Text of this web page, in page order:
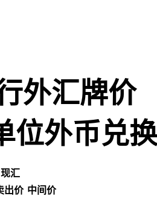
外汇牌价
位外币兑
现汇
出价 中间价